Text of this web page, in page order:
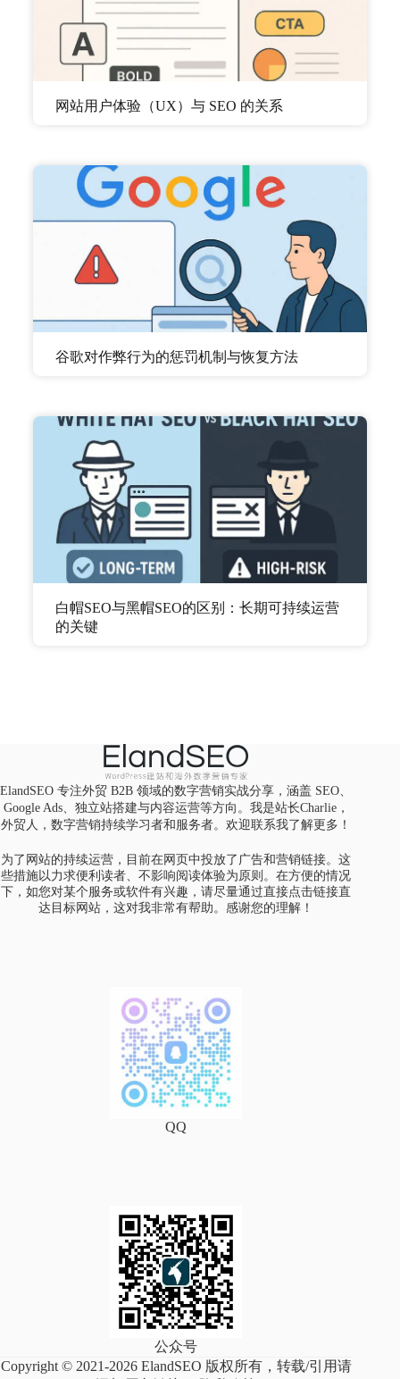
网站用户体验（UX）与 SEO 的关系
谷歌对作弊行为的惩罚机制与恢复方法
白帽SEO与黑帽SEO的区别：长期可持续运营
的关键
ElandSEO 专注外贸 B2B 领域的数字营销实战分享，涵盖 SEO、
Google Ads、独立站搭建与内容运营等方向。我是站长Charlie，
外贸人，数字营销持续学习者和服务者。欢迎联系我了解更多！
为了网站的持续运营，目前在网页中投放了广告和营销链接。这
些措施以力求便利读者、不影响阅读体验为原则。在方便的情况
下，如您对某个服务或软件有兴趣，请尽量通过直接点击链接直
达目标网站，这对我非常有帮助。感谢您的理解！
QQ
公众号
Copyright © 2021-2026 ElandSEO 版权所有，转载/引用请